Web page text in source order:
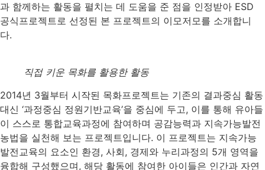
과 함께하는 활동을 펼치는 데 도움을 준 점을 인정받아 ESD
공식프로젝트로 선정된 본 프로젝트의 이모저모를 소개합니
다.
직접 키운 목화를 활용한 활동
2014년 3월부터 시작된 목화프로젝트는 기존의 결과중심 활동
대신 ‘과정중심 정원기반교육’을 중심에 두고, 이를 통해 유아들
이 스스로 통합교육과정에 참여하며 공감능력과 지속가능발전
농법을 실천해 보는 프로젝트입니다. 이 프로젝트는 지속가능
발전교육의 요소인 환경, 사회, 경제와 누리과정의 5개 영역을
융합해 구성했으며, 해당 활동에 참여한 아이들은 인간과 자연